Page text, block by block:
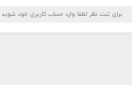
برای ثبت نظر لطفا وارد حساب کاربری خود شوید